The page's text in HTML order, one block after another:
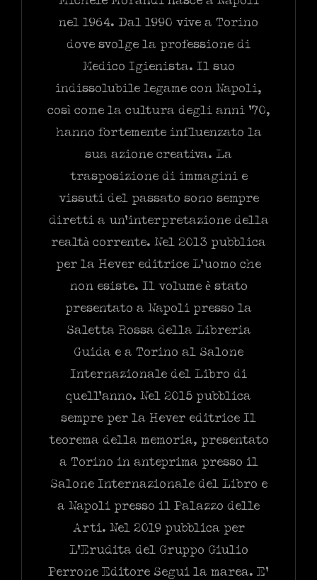
nel 1964. Dal 1990 vive a Torino
dove svolge la professione di
Medico Igienista. Il suo
indissolubile legame con Napoli,
così come la cultura degli anni ’70,
hanno fortemente influenzato la
sua azione creativa. La
trasposizione di immagini e
vissuti del passato sono sempre
diretti a un’interpretazione della
realtà corrente. Nel 2013 pubblica
per la Hever editrice L’uomo che
non esiste. Il volume è stato
presentato a Napoli presso la
Saletta Rossa della Libreria
Guida e a Torino al Salone
Internazionale del Libro di
quell’anno. Nel 2015 pubblica
sempre per la Hever editrice Il
teorema della memoria, presentato
a Torino in anteprima presso il
Salone Internazionale del Libro e
a Napoli presso il Palazzo delle
Arti. Nel 2019 pubblica per
L’Erudita del Gruppo Giulio
Perrone Editore Segui la marea. E’